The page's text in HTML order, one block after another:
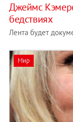
Джеймс
бедствиях
Лента будет
Мир